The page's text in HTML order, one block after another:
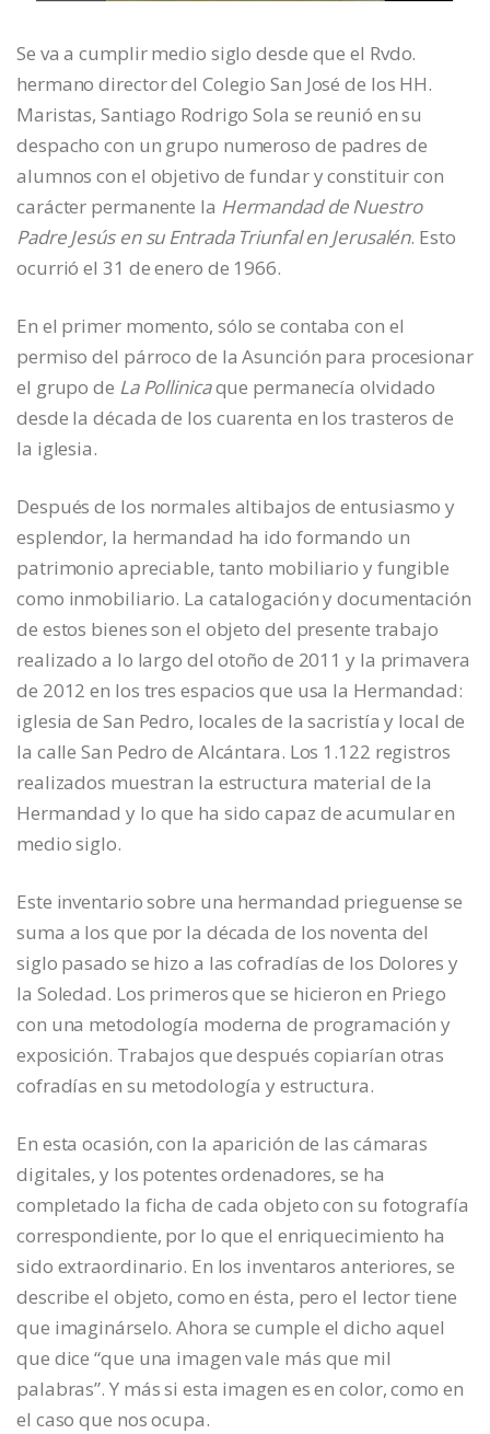
Se va a cumplir medio siglo desde que el Rvdo.
hermano director del Colegio San José de los HH.
Maristas, Santiago Rodrigo Sola se reunió en su
despacho con un grupo numeroso de padres de
alumnos con el objetivo de fundar y constituir con
carácter permanente la Hermandad de Nuestro
Padre Jesús en su Entrada Triunfal en Jerusalén. Esto
ocurrió el 31 de enero de 1966.
En el primer momento, sólo se contaba con el
permiso del párroco de la Asunción para procesionar
el grupo de La Pollinicaque permanecía olvidado
desde la década de los cuarenta en los trasteros de
la iglesia.
Después de los normales altibajos de entusiasmo y
esplendor, la hermandad ha ido formando un
patrimonio apreciable, tanto mobiliario y fungible
como inmobiliario. La catalogación y documentación
de estos bienes son el objeto del presente trabajo
realizado a lo largo del otoño de 2011 y la primavera
de 2012 en los tres espacios que usa la Hermandad:
iglesia de San Pedro, locales de la sacristía y local de
la calle San Pedro de Alcántara. Los 1.122 registros
realizados muestran la estructura material de la
Hermandad y lo que ha sido capaz de acumular en
medio siglo.
Este inventario sobre una hermandad prieguense se
suma a los que por la década de los noventa del
siglo pasado se hizo a las cofradías de los Dolores y
la Soledad. Los primeros que se hicieron en Priego
con una metodología moderna de programación y
exposición. Trabajos que después copiarían otras
cofradías en su metodología y estructura.
En esta ocasión, con la aparición de las cámaras
digitales, y los potentes ordenadores, se ha
completado la ficha de cada objeto con su fotografía
correspondiente, por lo que el enriquecimiento ha
sido extraordinario. En los inventaros anteriores, se
describe el objeto, como en ésta, pero el lector tiene
que imaginárselo. Ahora se cumple el dicho aquel
que dice “que una imagen vale más que mil
palabras”. Y más si esta imagen es en color, como en
el caso que nos ocupa.